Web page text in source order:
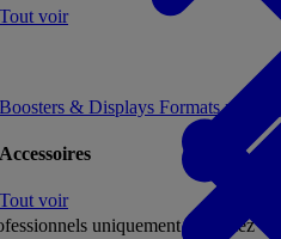
uniquement - veuillez
Tout voir
Boosters & Displays Formats prêts
Accessoires
Tout voir